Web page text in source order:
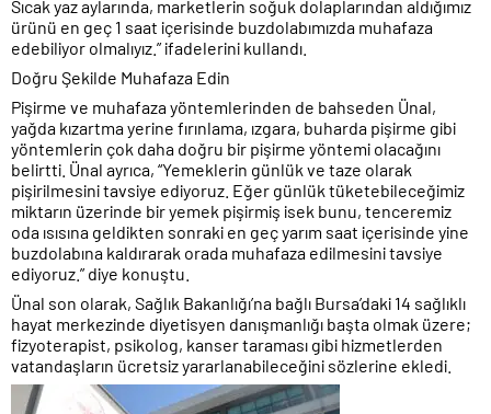
Sıcak yaz aylarında, marketlerin soğuk dolaplarından aldığımız
ürünü en geç 1 saat içerisinde buzdolabımızda muhafaza
edebiliyor olmalıyız.” ifadelerini kullandı.
Doğru Şekilde Muhafaza Edin
Pişirme ve muhafaza yöntemlerinden de bahseden Ünal,
yağda kızartma yerine fırınlama, ızgara, buharda pişirme gibi
yöntemlerin çok daha doğru bir pişirme yöntemi olacağını
belirtti. Ünal ayrıca, “Yemeklerin günlük ve taze olarak
pişirilmesini tavsiye ediyoruz. Eğer günlük tüketebileceğimiz
miktarın üzerinde bir yemek pişirmiş isek bunu, tenceremiz
oda ısısına geldikten sonraki en geç yarım saat içerisinde yine
buzdolabına kaldırarak orada muhafaza edilmesini tavsiye
ediyoruz.” diye konuştu.
Ünal son olarak, Sağlık Bakanlığı’na bağlı Bursa’daki 14 sağlıklı
hayat merkezinde diyetisyen danışmanlığı başta olmak üzere;
fizyoterapist, psikolog, kanser taraması gibi hizmetlerden
vatandaşların ücretsiz yararlanabileceğini sözlerine ekledi.